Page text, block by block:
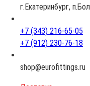
г.Екатеринбург,
+7 (343) 216-65-05
+7 (912) 230-76-18
shop@eurofittings.ru